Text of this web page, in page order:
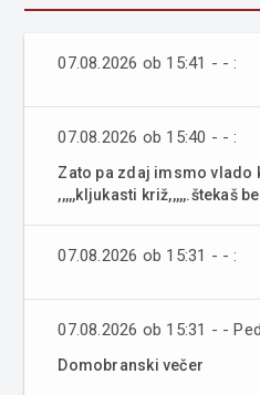
07.08.2026 ob 15:41 - - :
07.08.2026 ob 15:40 - - :
Zato pa zdaj imsmo vlado
,,,,,kljukasti križ,,,,,.štekaš
07.08.2026 ob 15:31 - - :
07.08.2026 ob 15:31 - -
Domobranski večer